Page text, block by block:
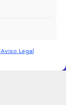
Aviso Legal